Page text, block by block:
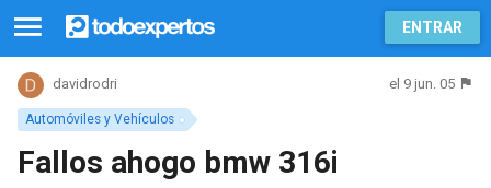
ENTRAR
Automóviles y Vehículos
davidrodri el 9 jun. 05
Fallos ahogo bmw 316i